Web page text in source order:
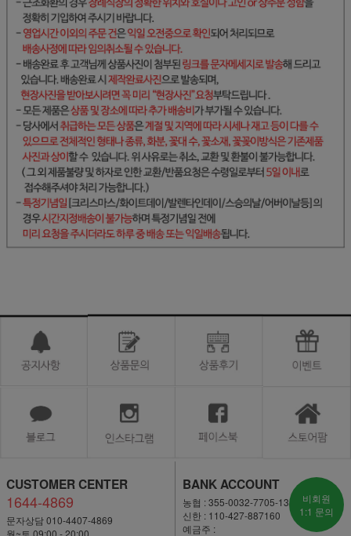
CUSTOMER CENTER
1644-4869
문자상담 010-4407-4869
월~토 09:00 - 20:00
BANK ACCOUNT
농협 : 355-0032-7705-13
신한 : 110-427-887160
예금주 :
비회원
1:1 문의